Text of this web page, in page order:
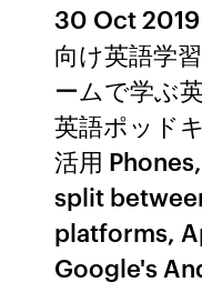
30 Oct 2019
向け英語学
ームで学ぶ
英語ポッド
活用
split
platforms,
Google's